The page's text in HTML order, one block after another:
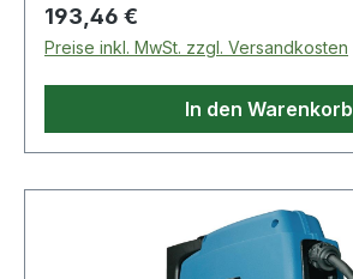
Regulärer Preis:
193,46 €
Preise inkl. MwSt. zzgl. Versandkosten
In den Warenkorb